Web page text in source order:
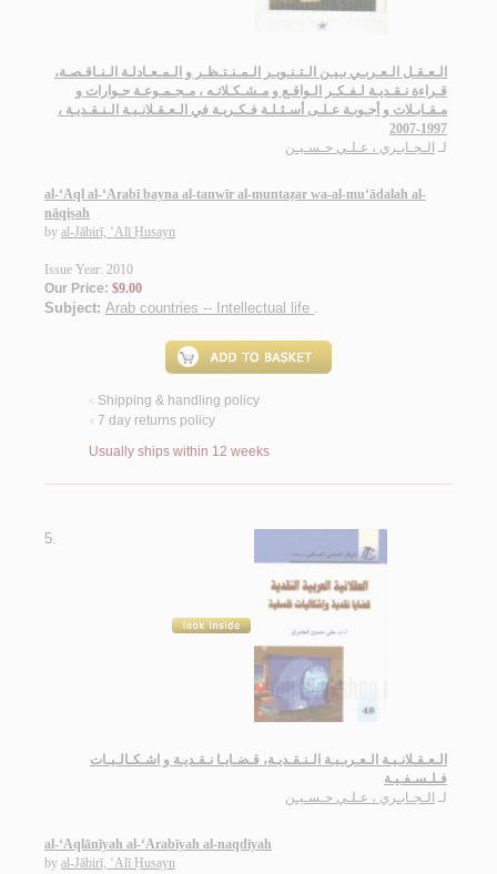
الـعـقـل الـعـربـي بـيـن الـتـنـويـر الـمـنـتـظـر و الـمـعـادلـة الـنـاقـصـة،
قـراءة نـقـديـة لـفـكـر الـواقـع و مـشـكـلاتـه ، مـجـمـوعـة حـوارات و
مـقـابـلات و أجـوبـة عـلـى أسـئـلـة فـكـريـة في الـعـقـلانـيـة الـنـقـديـة ،
1997-2007
لـ الـجـابـري ، عـلـي حـسـيـن
al-‘Aql al-‘Arabī bayna al-tanwīr al-muntaẓar wa-al-mu‘ādalah al-
nāqiṣah
by al-Jābirī, ‘Alī Ḥusayn
Issue Year: 2010
Our Price: $9.00
Subject: Arab countries -- Intellectual life .
< Shipping & handling policy
< 7 day returns policy
Usually ships within 12 weeks
5.
الـعـقـلانـيـة الـعـربـيـة الـنـقـديـة، قـضـايـا نـقـديـة و اشـكـالـيـات
فـلـسـفـيـة
لـ الـجـابـري ، عـلـي حـسـيـن
al-‘Aqlānīyah al-‘Arabīyah al-naqdīyah
by al-Jābirī, ‘Alī Ḥusayn